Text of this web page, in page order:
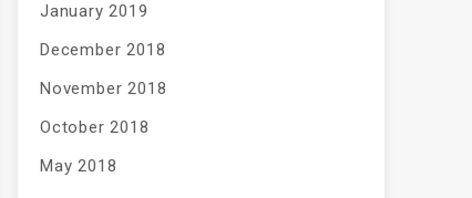
January 2019
December 2018
November 2018
October 2018
May 2018